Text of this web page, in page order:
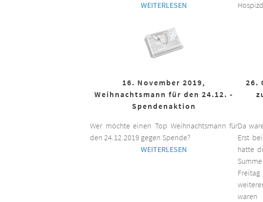
WEITERLESEN
16. November 2019,
Weihnachtsmann für den 24.12. -
Spendenaktion
Wer möchte einen Top Weihnachtsmann für
den 24.12.2019 gegen Spende?
WEITERLESEN
26.
Da
Erst
hatte